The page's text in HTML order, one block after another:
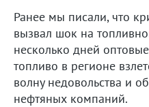
Ранее мы писали, что
вызвал шок на
несколько дней
топливо в регионе
волну недовольства и
нефтяных компаний.